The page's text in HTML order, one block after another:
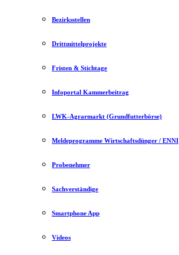
Bezirksstellen
Drittmittelprojekte
Fristen & Stichtage
Infoportal Kammerbeitrag
LWK-Agrarmarkt (Grundfutterbörse)
Meldeprogramme Wirtschaftsdünger / ENNI
Probenehmer
Sachverständige
Smartphone App
Videos